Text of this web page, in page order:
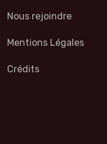
Nous rejoindre
Mentions Légales
Crédits